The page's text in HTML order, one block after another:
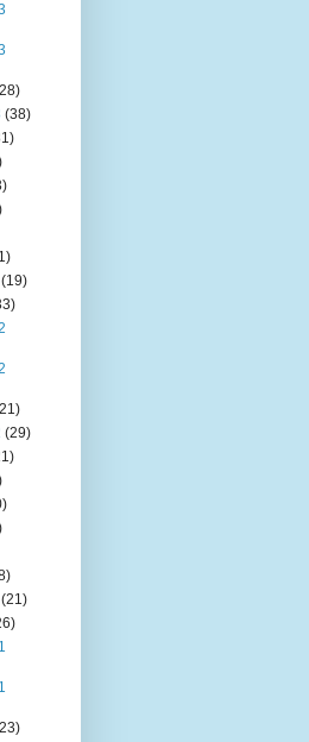
(38)
(19)
(29)
(21)